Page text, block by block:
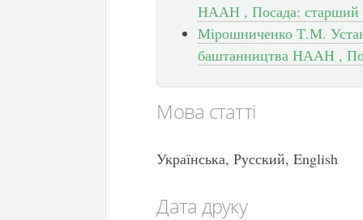
НААН , Посада: старший
Мірошниченко Т.М.
баштанництва НААН ,
Мова статті
Українська, Русский, English
Дата друку